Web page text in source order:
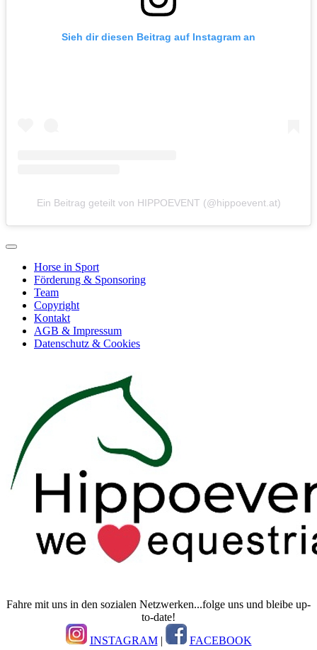
Sieh dir diesen Beitrag auf Instagram an
Ein Beitrag geteilt von HIPPOEVENT (@hippoevent.at)
Horse in Sport
Förderung & Sponsoring
Team
Copyright
Kontakt
AGB & Impressum
Datenschutz & Cookies
Fahre mit uns in den sozialen Netzwerken...folge uns und bleibe up-
to-date!
INSTAGRAM| FACEBOOK